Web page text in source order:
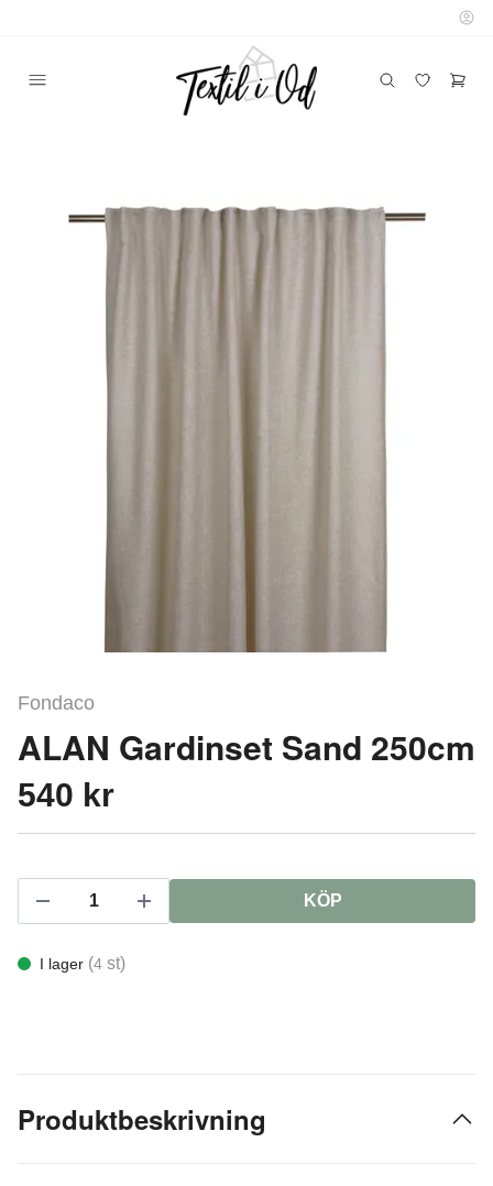
Fondaco
ALAN Gardinset Sand 250cm
540 kr
KÖP
I lager (4 st)
Produktbeskrivning